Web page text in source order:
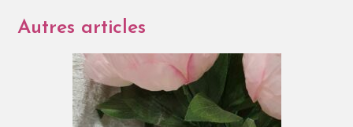
Autres articles